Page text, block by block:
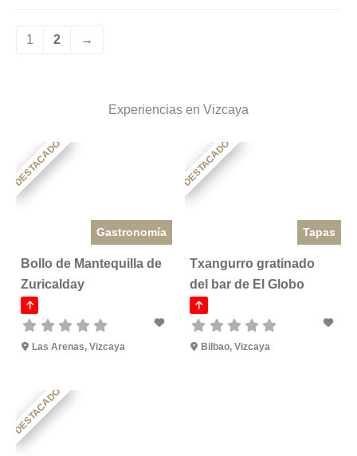
1 2 →
Experiencias en Vizcaya
DESTACADO
Gastronomía
Bollo de Mantequilla de
Zuricalday
Las Arenas, Vizcaya
DESTACADO
Tapas
Txangurro gratinado
del bar de El Globo
Bilbao, Vizcaya
DESTACADO